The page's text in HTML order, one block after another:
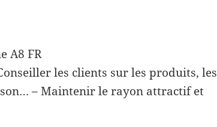
A8 FR
les clients sur les produits, les
– Maintenir le rayon attractif et